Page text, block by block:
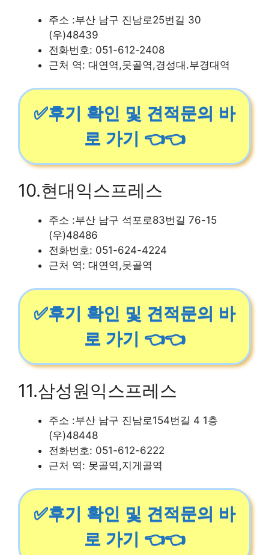
주소 :부산 남구 진남로25번길 30
(우)48439
전화번호: 051-612-2408
근처 역: 대연역,못골역,경성대.부경대역
✅후기 확인 및 견적문의 바
로 가기 👈👈
10.현대익스프레스
주소 :부산 남구 석포로83번길 76-15
(우)48486
전화번호: 051-624-4224
근처 역: 대연역,못골역
✅후기 확인 및 견적문의 바
로 가기 👈👈
11.삼성원익스프레스
주소 :부산 남구 진남로154번길 4 1층
(우)48448
전화번호: 051-612-6222
근처 역: 못골역,지게골역
✅후기 확인 및 견적문의 바
로 가기 👈👈